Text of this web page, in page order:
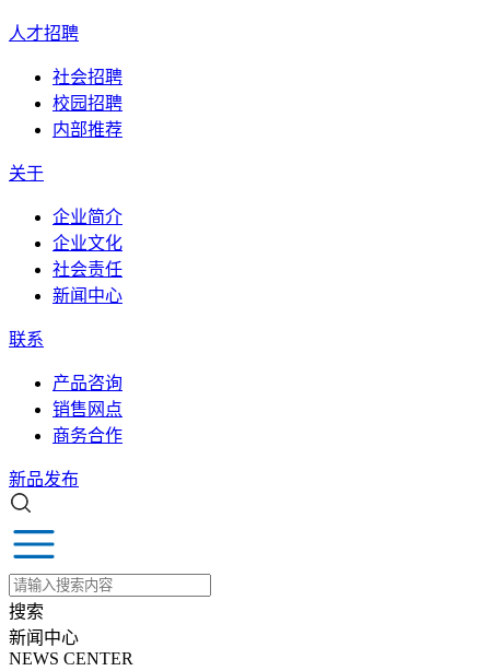
人才招聘
社会招聘
校园招聘
内部推荐
关于
企业简介
企业文化
社会责任
新闻中心
联系
产品咨询
销售网点
商务合作
新品发布
搜索
新闻中心
NEWS CENTER